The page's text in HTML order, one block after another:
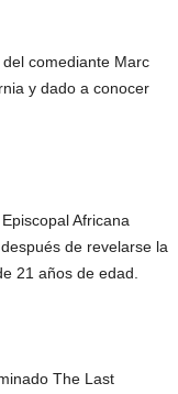
comediante Marc
y dado a conocer
Africana
de revelarse la
21 años de edad.
The Last